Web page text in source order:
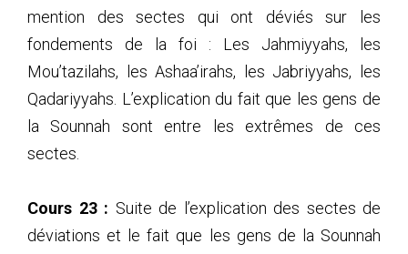
mention des sectes qui ont déviés sur les
fondements de la foi : Les Jahmiyyahs, les
Mou’tazilahs, les Ashaa’irahs, les Jabriyyahs, les
Qadariyyahs. L’explication du fait que les gens de
la Sounnah sont entre les extrêmes de ces
sectes.
Cours 23 : Suite de l’explication des sectes de
déviations et le fait que les gens de la Sounnah